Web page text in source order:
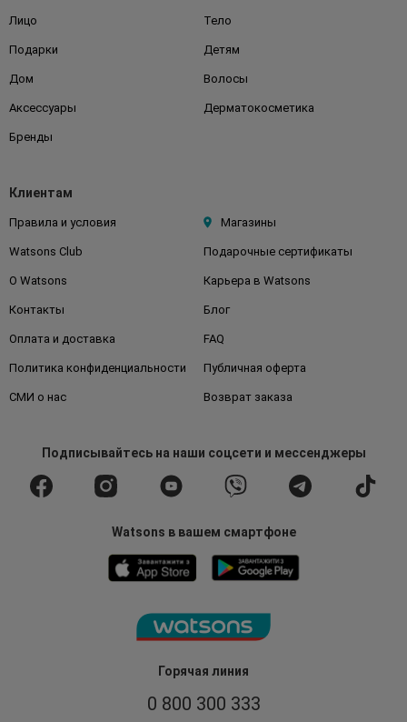
Горячая линия
0 800 300 333
Лицо Тело
Подарки Детям
Дом Волосы
Аксессуары Дерматокосметика
Бренды
Клиентам
Правила и условия Магазины
Watsons Club Подарочные сертификаты
О Watsons Карьера в Watsons
Контакты Блог
Оплата и доставка FAQ
Политика конфиденциальности Публичная оферта
СМИ о нас Возврат заказа
Подписывайтесьна наши соцсети и мессенджеры
Watsons в вашем смартфоне